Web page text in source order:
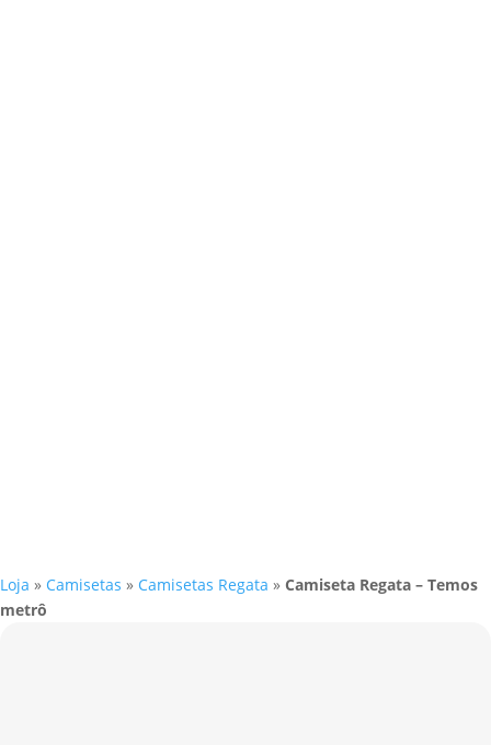
Loja » Camisetas » Camisetas Regata » Camiseta Regata – Temos
metrô